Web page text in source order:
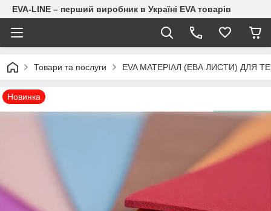
EVA-LINE – перший виробник в Україні EVA товарів
Товари та послуги EVA МАТЕРІАЛ (ЕВА ЛИСТИ) ДЛЯ
Новинка